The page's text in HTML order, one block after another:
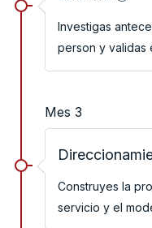
Investigas
person y validas
Mes 3
Construyes la
servicio y el